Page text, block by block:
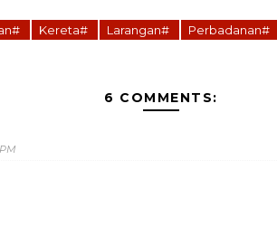
Kereta# Larangan# Perbadanan#
6 COMMENTS: